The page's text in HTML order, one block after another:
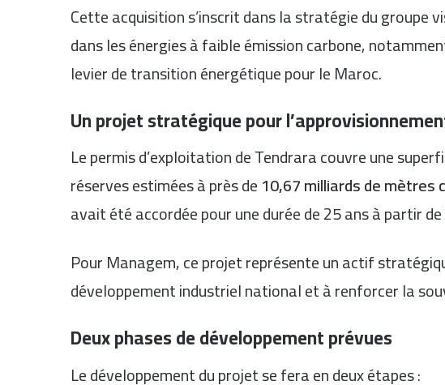
Cette acquisition s’inscrit dans la stratégie du groupe
dans les énergies à faible émission carbone,
levier de transition énergétique pour le Maroc.
Un projet stratégique pour
Le permis d’exploitation de Tendrara couvre une
réserves estimées à près de10,67 milliards de mètres
avait été accordée pour une durée de 25 ans à partir
Pour Managem, ce projet représente un actif
développement industriel national et à renforcer la
Deux phases de développement prévues
Le développement du projet se fera en deux étapes :